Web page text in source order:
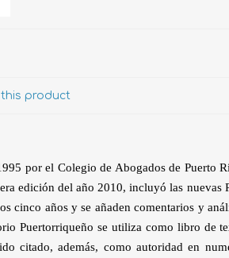
/ Derecho Prueba
/ Propiedad
this product
por el Colegio de Abogados de Puerto
edición del año 2010, incluyó las nuevas
cinco años y se añaden comentarios y
Puertorriqueño se utiliza como libro de
citado, además, como autoridad en